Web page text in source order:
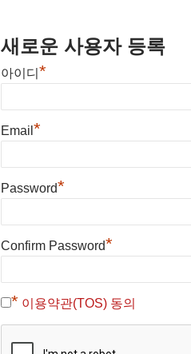
새로운 사용자 등록
아이디 *
Email *
Password*
Confirm Password*
* 이용약관(TOS) 동의